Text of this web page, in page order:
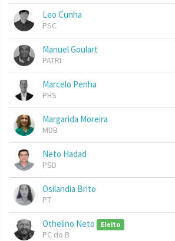
Leo Cunha
PSC
Manuel Goulart
PATRI
Marcelo Penha
PHS
Margarida Moreira
MDB
Neto Hadad
PSD
Osilandia Brito
PT
Othelino Neto Eleito
PC do B